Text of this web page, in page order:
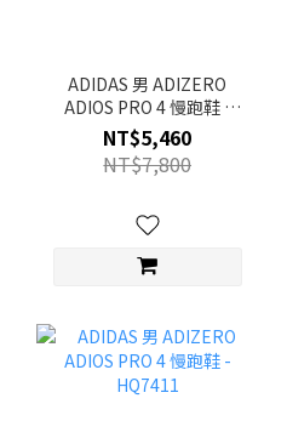
ADIDAS 男 ADIZERO
ADIOS PRO 4 慢跑鞋 -
JP6624
NT$5,460
NT$7,800